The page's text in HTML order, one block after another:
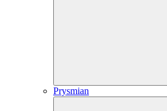
Prysmian